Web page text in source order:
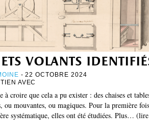
volants
- 22 OCTOBRE 2024
AVEC
à croire que cela a pu exister : des chaises et
ou mouvantes, ou magiques. Pour la première fois
systématique, elles ont été étudiées. Plus…